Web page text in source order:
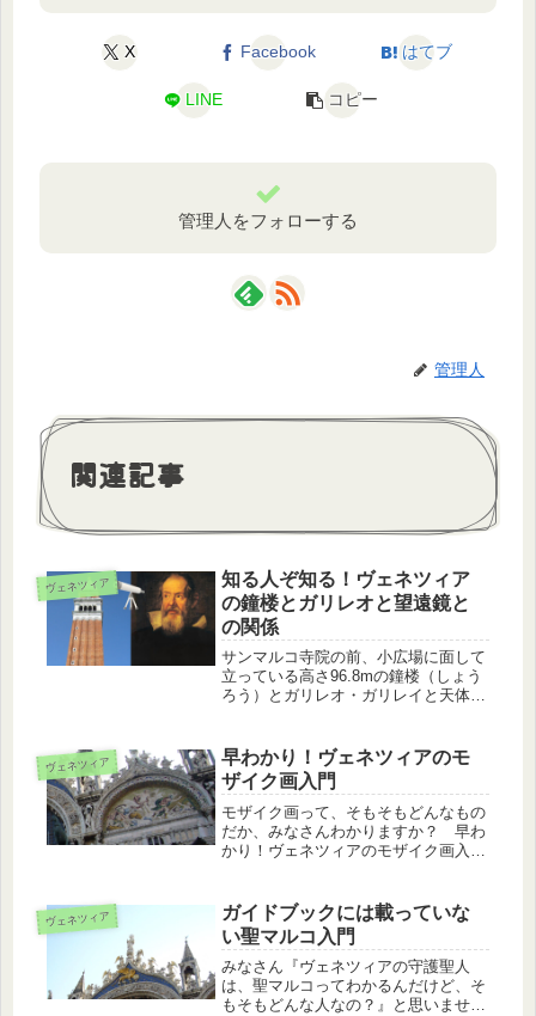
X Facebook はてブ
LINE コピー
管理人をフォローする
管理人
関連記事
ヴェネツィア
知る人ぞ知る！ヴェネツィア
の鐘楼とガリレオと望遠鏡と
の関係
サンマルコ寺院の前、小広場に面して
立っている高さ96.8mの鐘楼（しょう
ろう）とガリレオ・ガリレイと天体望
ヴェネツィア
早わかり！ヴェネツィアのモ
ザイク画入門
モザイク画って、そもそもどんなもの
だか、みなさんわかりますか？ 早わ
かり！ヴェネツィアのモザイク画入門
ヴェネツィア
ガイドブックには載っていな
い聖マルコ入門
みなさん『ヴェネツィアの守護聖人
は、聖マルコってわかるんだけど、そ
もそもどんな人なの？』と思いません